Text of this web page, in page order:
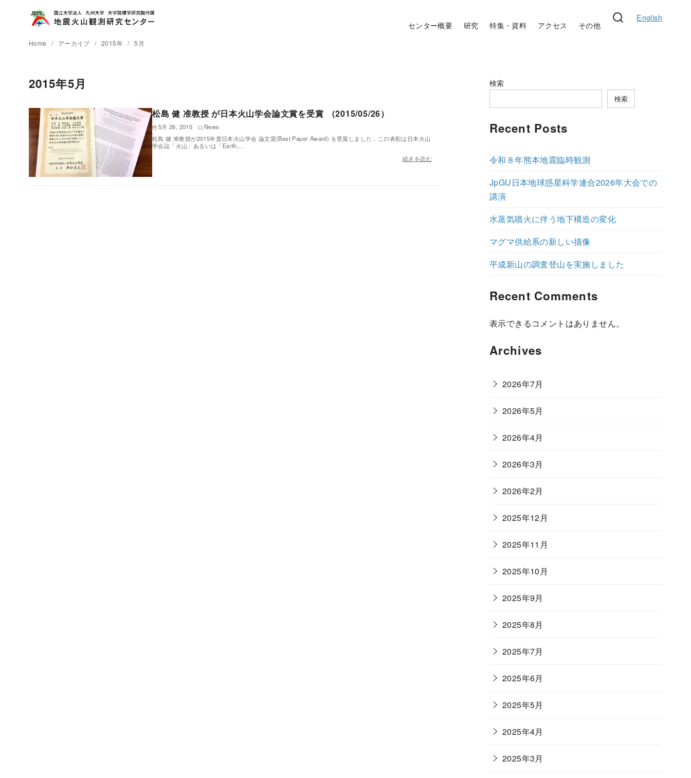
センター概要 研究 特集・資料 アクセス その他
English
Home アーカイブ 2015年 5月
2015年5月
松島 健 准教授 が日本火山学会論文賞を受賞 (2015/05/26）
5月 26, 2015
News
松島 健 准教授が2015年度日本火山学会 論文賞(Best Paper Award) を受賞しました．この表彰は日本火山
学会誌「火山」あるいは「Earth,…
続きを読む
検索
検索
Recent Posts
令和８年熊本地震臨時観測
JpGU日本地球惑星科学連合2026年大会での
講演
水蒸気噴火に伴う地下構造の変化
マグマ供給系の新しい描像
平成新山の調査登山を実施しました
Recent Comments
表示できるコメントはありません。
Archives
2026年7月
2026年5月
2026年4月
2026年3月
2026年2月
2025年12月
2025年11月
2025年10月
2025年9月
2025年8月
2025年7月
2025年6月
2025年5月
2025年4月
2025年3月